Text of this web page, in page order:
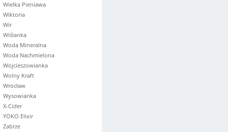
Wielka Pieniawa
Wiktoria
Wir
Wiślanka
Woda Mineralna
Woda Nachmielona
Wojcieszowianka
Wolny Kraft
Wrocław
Wysowianka
X-Cider
YOKO Elixir
Zabrze